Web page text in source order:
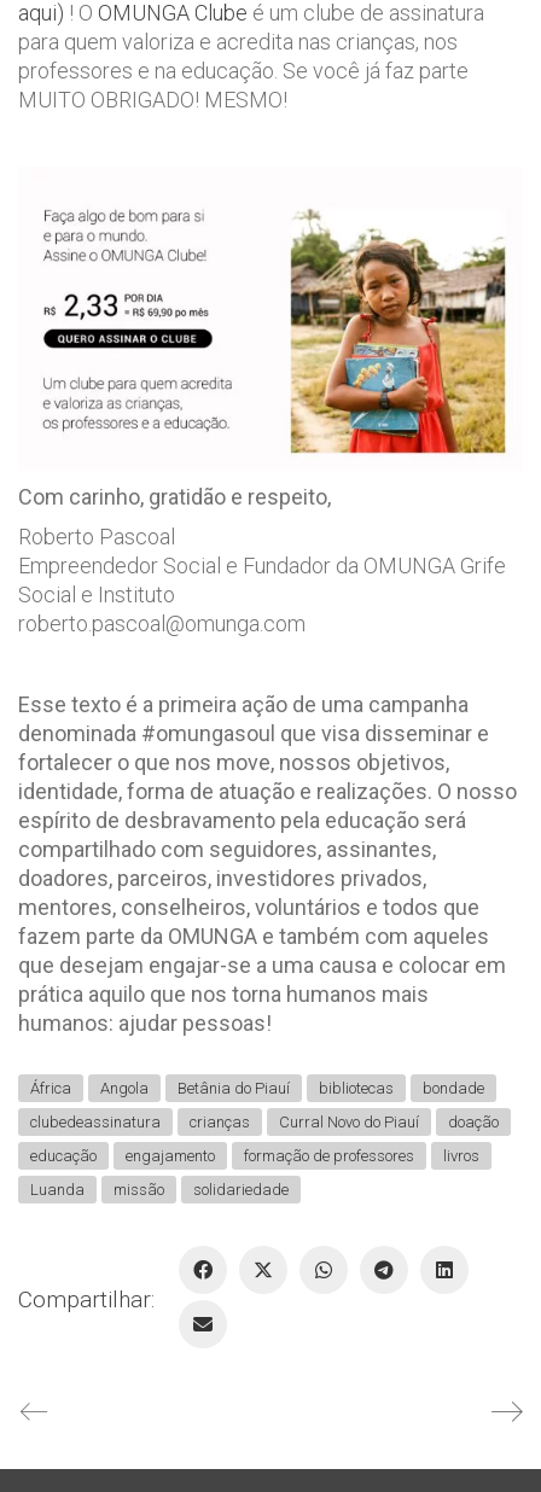
aqui) ! O OMUNGA Clube é um clube de assinatura
para quem valoriza e acredita nas crianças, nos
professores e na educação. Se você já faz parte
MUITO OBRIGADO! MESMO!
Com carinho, gratidão e respeito,
Roberto Pascoal
Empreendedor Social e Fundador da OMUNGA Grife
Social e Instituto
roberto.pascoal@omunga.com
Esse texto é a primeira ação de uma campanha
denominada #omungasoul que visa disseminar e
fortalecer o que nos move, nossos objetivos,
identidade, forma de atuação e realizações. O nosso
espírito de desbravamento pela educação será
compartilhado com seguidores, assinantes,
doadores, parceiros, investidores privados,
mentores, conselheiros, voluntários e todos que
fazem parte da OMUNGA e também com aqueles
que desejam engajar-se a uma causa e colocar em
prática aquilo que nos torna humanos mais
humanos: ajudar pessoas!
África Angola Betânia do Piauí bibliotecas
bondade
clubedeassinatura
crianças Curral Novo do Piauí
doação
educação
engajamento formação de professores
livros
Luanda
missão solidariedade
Compartilhar: